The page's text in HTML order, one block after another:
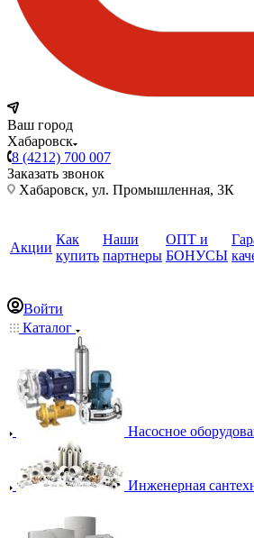
Ваш город
Хабаровск
8 (4212) 700 007
Заказать звонок
Хабаровск, ул. Промышленная, 3К
Акции
Как
купить
Наши
партнеры
ОПТ и
БОНУСЫ
Войти
Каталог
Насосное
Инженерная